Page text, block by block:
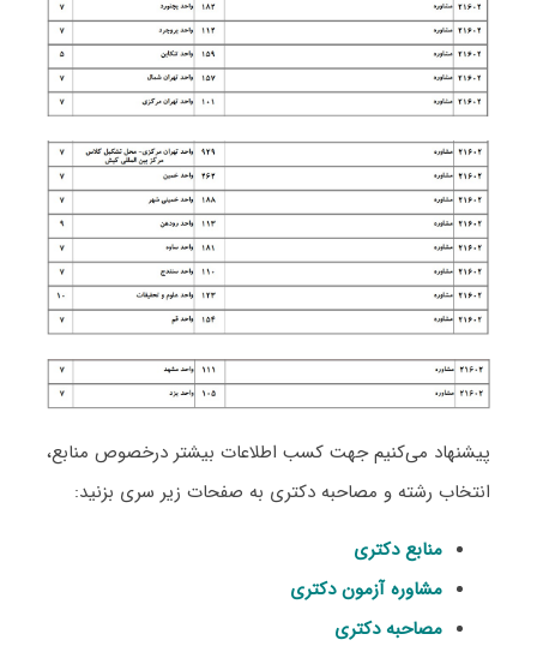
پیشنهاد می‌کنیم جهت کسب اطلاعات بیشتر درخصوص منابع،
انتخاب رشته و مصاحبه دکتری به صفحات زیر سری بزنید:
منابع دکتری
مشاوره آزمون دکتری
مصاحبه دکتری